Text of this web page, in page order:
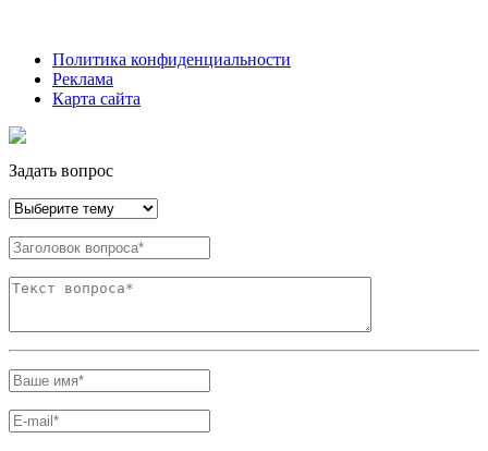
Политика конфиденциальности
Реклама
Карта сайта
Задать вопрос